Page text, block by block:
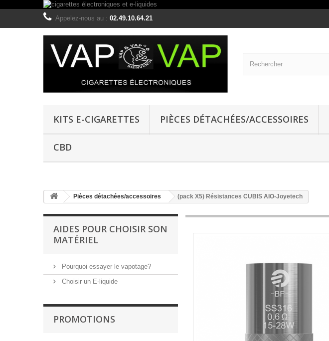
Appelez-nous au : 02.49.10.64.21
KITS E-CIGARETTES PIÈCES DÉTACHÉES/ACCESSOIRES
CBD
Pièces détachées/accessoires (pack X5) Résistances CUBIS AIO-Joyetech
AIDES POUR CHOISIR SON
MATÉRIEL
Pourquoi essayer le vapotage?
Choisir un E-liquide
PROMOTIONS